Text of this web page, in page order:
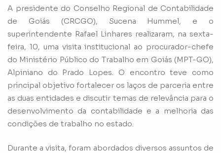
A presidente do Conselho Regional de Contabilidade
de Goiás (CRCGO), Sucena Hummel, e o
superintendente Rafael Linhares realizaram, na sexta-
feira, 10, uma visita institucional ao procurador-chefe
do Ministério Público do Trabalho em Goiás (MPT-GO),
Alpiniano do Prado Lopes. O encontro teve como
principal objetivo fortalecer os laços de parceria entre
as duas entidades e discutir temas de relevância para o
desenvolvimento da contabilidade e a melhoria das
condições de trabalho no estado.
Durante a visita, foram abordados diversos assuntos de